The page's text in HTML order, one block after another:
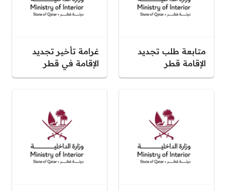
متابعة طلب تجديد
الإقامة قطر
غرامة تأخير تجديد
الإقامة في قطر